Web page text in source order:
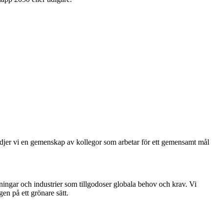
vi en gemenskap av kollegor som arbetar för ett gemensamt mål
och industrier som tillgodoser globala behov och krav. Vi
på ett grönare sätt.